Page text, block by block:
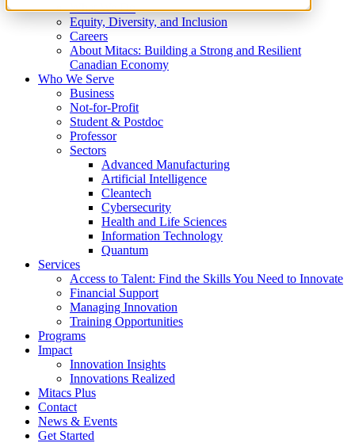
What We Do
Equity, Diversity, and Inclusion
Careers
About Mitacs: Building a Strong and Resilient
Canadian Economy
Who We Serve
Business
Not-for-Profit
Student & Postdoc
Professor
Sectors
Advanced Manufacturing
Artificial Intelligence
Cleantech
Cybersecurity
Health and Life Sciences
Information Technology
Quantum
Services
Access to Talent: Find the Skills You Need to Innovate
Financial Support
Managing Innovation
Training Opportunities
Programs
Impact
Innovation Insights
Innovations Realized
Mitacs Plus
Contact
News & Events
Get Started